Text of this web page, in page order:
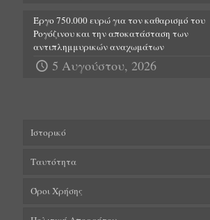
Έργο 750.000 ευρώ για τον καθαρισμό του
Ρογόζινου και την αποκατάσταση των
αντιπλημμυρικών αναχωμάτων
5 Αυγούστου, 2026
Ιστορικό
Ταυτότητα
Όροι Χρήσης